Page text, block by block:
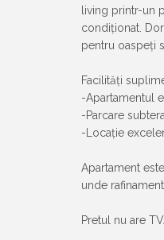
living printr-un
condiționat.
pentru oaspeți
Facilități
-Apartamentul
-Parcare
-Locație
Apartament
unde
Pretul nu are